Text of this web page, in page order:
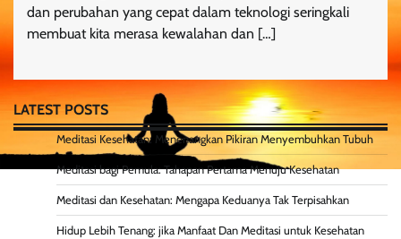
dan perubahan yang cepat dalam teknologi seringkali
membuat kita merasa kewalahan dan […]
LATEST POSTS
Meditasi Kesehatan: Menenangkan Pikiran Menyembuhkan Tubuh
Meditasi bagi Pemula: Tahapan Pertama Menuju Kesehatan
Meditasi dan Kesehatan: Mengapa Keduanya Tak Terpisahkan
Hidup Lebih Tenang: jika Manfaat Dan Meditasi untuk Kesehatan